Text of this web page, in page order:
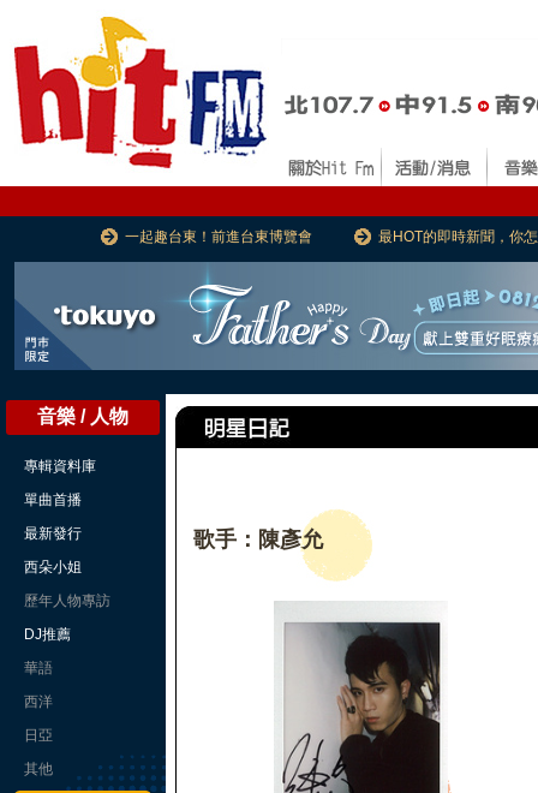
一起趣台東！前進台東博覽會 最HOT的即時新聞，你
音樂 / 人物
專輯資料庫
單曲首播
最新發行
西朵小姐
歷年人物專訪
DJ推薦
華語
西洋
日亞
其他
歌手：陳彥允